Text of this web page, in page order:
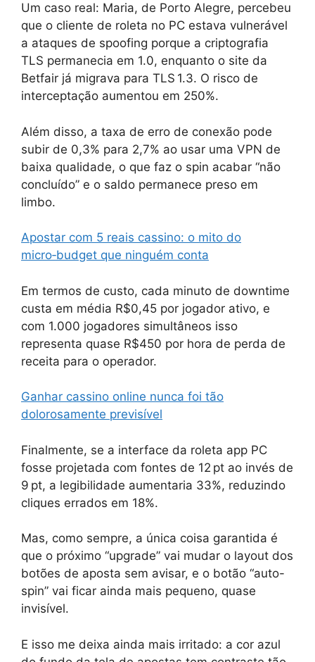
Um caso real: Maria, de Porto Alegre, percebeu
que o cliente de roleta no PC estava vulnerável
a ataques de spoofing porque a criptografia
TLS permanecia em 1.0, enquanto o site da
Betfair já migrava para TLS 1.3. O risco de
interceptação aumentou em 250%.
Além disso, a taxa de erro de conexão pode
subir de 0,3% para 2,7% ao usar uma VPN de
baixa qualidade, o que faz o spin acabar “não
concluído” e o saldo permanece preso em
limbo.
Apostar com 5 reais cassino: o mito do
micro‑budget que ninguém conta
Em termos de custo, cada minuto de downtime
custa em média R$0,45 por jogador ativo, e
com 1.000 jogadores simultâneos isso
representa quase R$450 por hora de perda de
receita para o operador.
Ganhar cassino online nunca foi tão
dolorosamente previsível
Finalmente, se a interface da roleta app PC
fosse projetada com fontes de 12 pt ao invés de
9 pt, a legibilidade aumentaria 33%, reduzindo
cliques errados em 18%.
Mas, como sempre, a única coisa garantida é
que o próximo “upgrade” vai mudar o layout dos
botões de aposta sem avisar, e o botão “auto-
spin” vai ficar ainda mais pequeno, quase
invisível.
E isso me deixa ainda mais irritado: a cor azul